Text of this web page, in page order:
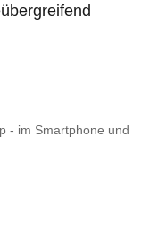
- im Smartphone und